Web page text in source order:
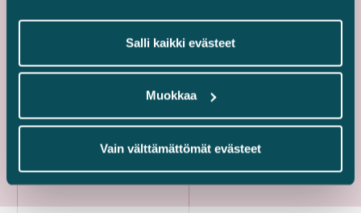
Salli kaikki evästeet
Muokkaa
Vain välttämättömät evästeet
Foundationin kanssa. Karppion BESS-
hanke sijaitsee Teuvalla, ja sen kapasiteetti
on 125 MW / 300 MWh. Delta Capacity
vastaa hankkeen loppukehityksestä ja
käyttöönotosta, joka on suunniteltu
vuodelle 2027, sekä toimii hankkeen
pitkäaikaisena hankekehittäjänä. Delta
Capacity on sveitsiläinen suurten
akkuvarastojärjestelmien kehittäjä. Projekti
vahvistaa Delta Capacityn kasvavaa
pohjoismaista portfoliota.
Finlandin
kahden
tytäryhtiön
toteutuminen
vuonna